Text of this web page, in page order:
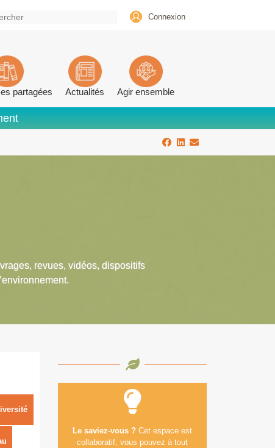
Connexion
partagées Actualités Agir ensemble
revues, vidéos, dispositifs
Le saviez-vous ?Cet espace est
collaboratif, vous pouvez à tout